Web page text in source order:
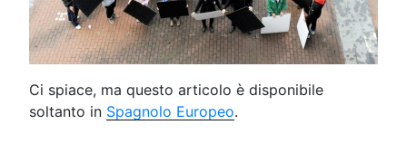
Ci spiace, ma questo articolo è disponibile
soltanto in Spagnolo Europeo.